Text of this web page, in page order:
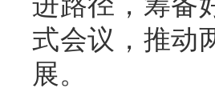
式会议，推动
展。